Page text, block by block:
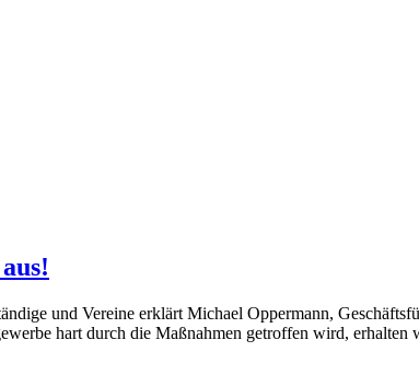
und Vereine erklärt Michael Oppermann,
hart durch die Maßnahmen getroffen wird,